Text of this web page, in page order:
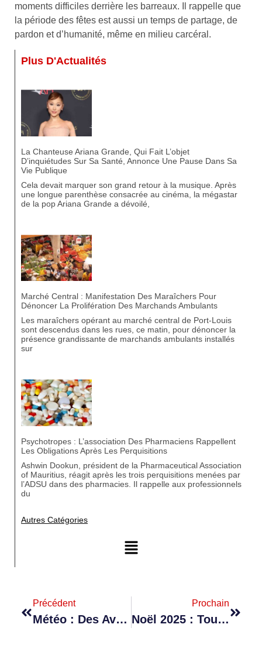
moments difficiles derrière les barreaux. Il rappelle que
la période des fêtes est aussi un temps de partage, de
pardon et d’humanité, même en milieu carcéral.
Plus D'Actualités
La Chanteuse Ariana Grande, Qui Fait L’objet
D’inquiétudes Sur Sa Santé, Annonce Une Pause Dans Sa
Vie Publique
Cela devait marquer son grand retour à la musique. Après
une longue parenthèse consacrée au cinéma, la mégastar
de la pop Ariana Grande a dévoilé,
Marché Central : Manifestation Des Maraîchers Pour
Dénoncer La Prolifération Des Marchands Ambulants
Les maraîchers opérant au marché central de Port-Louis
sont descendus dans les rues, ce matin, pour dénoncer la
présence grandissante de marchands ambulants installés
sur
Psychotropes : L’association Des Pharmaciens Rappellent
Les Obligations Après Les Perquisitions
Ashwin Dookun, président de la Pharmaceutical Association
of Mauritius, réagit après les trois perquisitions menées par
l’ADSU dans des pharmacies. Il rappelle aux professionnels
du
Autres Catégories
Précédent
Météo : Des Averses Modérées Attendues Dans L’Est Et Sur Le Plateau Central
Prochain
Noël 2025 : Tournée Mondiale Du Père Noël Achevée